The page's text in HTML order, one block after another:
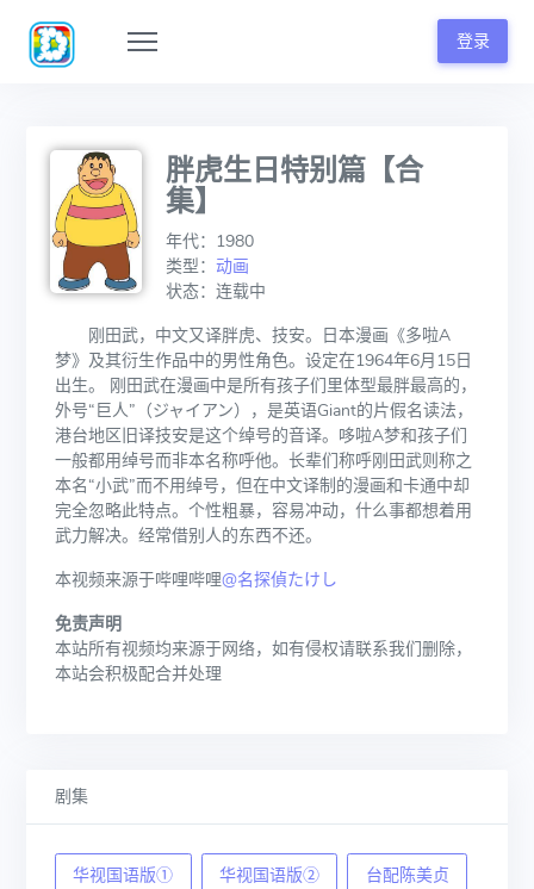
登录
胖虎生日特别篇【合
集】
年代：1980
类型： 动画
状态：连载中
刚田武，中文又译胖虎、技安。日本漫画《多啦A
梦》及其衍生作品中的男性角色。设定在1964年6月15日
出生。 刚田武在漫画中是所有孩子们里体型最胖最高的，
外号“巨人”（ジャイアン），是英语Giant的片假名读法，
港台地区旧译技安是这个绰号的音译。哆啦A梦和孩子们
一般都用绰号而非本名称呼他。长辈们称呼刚田武则称之
本名“小武”而不用绰号，但在中文译制的漫画和卡通中却
完全忽略此特点。个性粗暴，容易冲动，什么事都想着用
武力解决。经常借别人的东西不还。
本视频来源于哔哩哔哩@名探偵たけし
免责声明
本站所有视频均来源于网络，如有侵权请联系我们删除，
本站会积极配合并处理
剧集
华视国语版① 华视国语版② 台配陈美贞